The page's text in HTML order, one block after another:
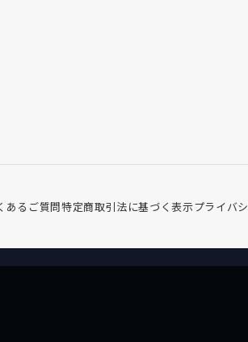
あるご質問特定商取引法に基づく表示プライバ